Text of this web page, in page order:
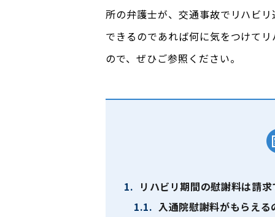
所の弁護士が、交通事故でリハビ
できるのであれば何に気をつけて
ので、ぜひご参照ください。
1. リハビリ期間の慰謝料は請求
1.1. 入通院慰謝料がもらえ